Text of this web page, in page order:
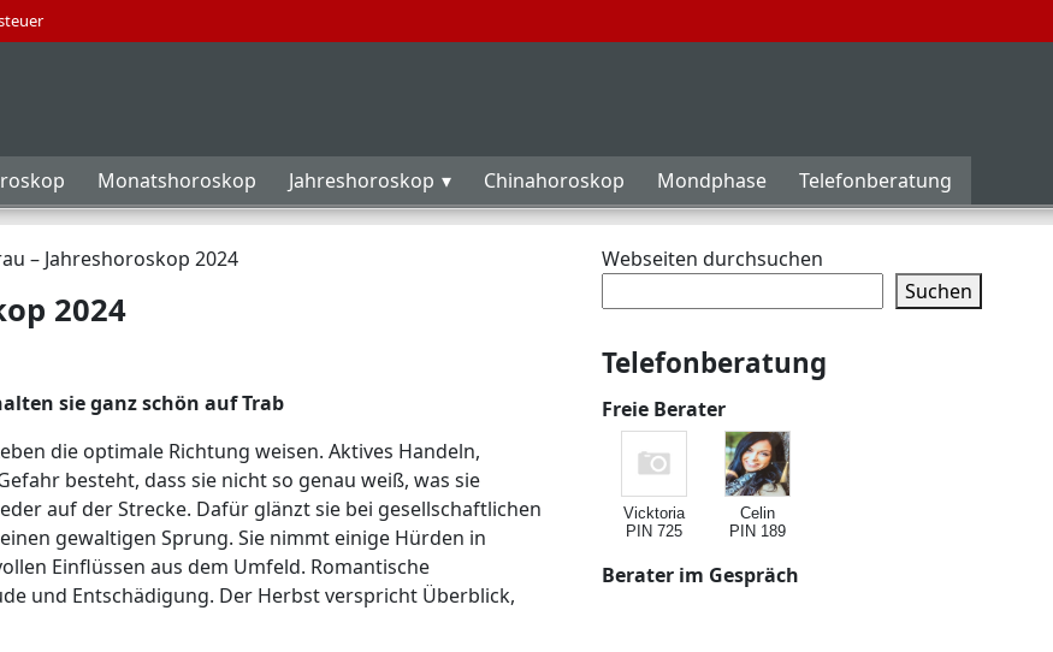
Monatshoroskop Jahreshoroskop Chinahoroskop Mondphase Telefonberatung
– Jahreshoroskop 2024
2024
sie ganz schön auf Trab
die optimale Richtung weisen. Aktives Handeln,
besteht, dass sie nicht so genau weiß, was sie
auf der Strecke. Dafür glänzt sie bei gesellschaftlichen
gewaltigen Sprung. Sie nimmt einige Hürden in
Einflüssen aus dem Umfeld. Romantische
und Entschädigung. Der Herbst verspricht Überblick,
Webseiten durchsuchen
Suchen
Telefonberatung
Freie Berater
Vicktoria
PIN 725
Celin
PIN 189
Berater im Gespräch